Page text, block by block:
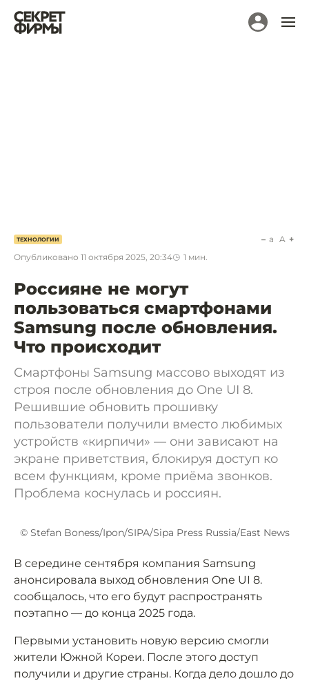
ТЕХНОЛОГИИ
Опубликовано 11 октября 2025, 20:34 1 мин.
a A
Россияне не могут
пользоваться смартфонами
Samsung после обновления.
Что происходит
Смартфоны Samsung массово выходят из
строя после обновления до One UI 8.
Решившие обновить прошивку
пользователи получили вместо любимых
устройств «кирпичи» — они зависают на
экране приветствия, блокируя доступ ко
всем функциям, кроме приёма звонков.
Проблема коснулась и россиян.
© Stefan Boness/Ipon/SIPA/Sipa Press Russia/East News
В середине сентября компания Samsung
анонсировала выход обновления One UI 8.
сообщалось, что его будут распространять
поэтапно — до конца 2025 года.
Первыми установить новую версию смогли
жители Южной Кореи. После этого доступ
получили и другие страны. Когда дело дошло до